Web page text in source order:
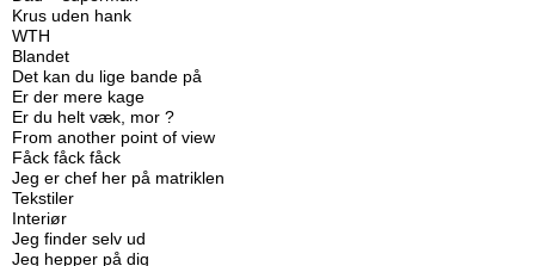
Krus uden hank
WTH
Blandet
Det kan du lige bande på
Er der mere kage
Er du helt væk, mor ?
From another point of view
Fåck fåck fåck
Jeg er chef her på matriklen
Tekstiler
Interiør
Jeg finder selv ud
Jeg hepper på dig